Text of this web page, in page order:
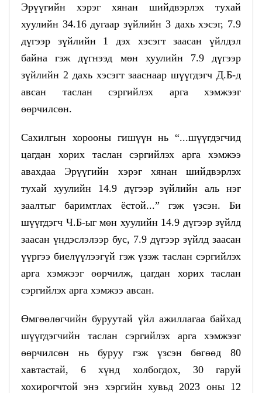
Эрүүгийн хэрэг хянан шийдвэрлэх тухай
хуулийн 34.16 дугаар зүйлийн 3 дахь хэсэг, 7.9
дүгээр зүйлийн 1 дэх хэсэгт заасан үйлдэл
байна гэж дүгнээд мөн хуулийн 7.9 дүгээр
зүйлийн 2 дахь хэсэгт зааснаар шүүгдэгч Д.Б-д
авсан таслан сэргийлэх арга хэмжээг
өөрчилсөн.
Сахилгын хорооны гишүүн нь “...шүүгдэгчид
цагдан хорих таслан сэргийлэх арга хэмжээ
авахдаа Эрүүгийн хэрэг хянан шийдвэрлэх
тухай хуулийн 14.9 дүгээр зүйлийн аль нэг
заалтыг баримтлах ёстой...” гэж үзсэн. Би
шүүгдэгч Ч.Б-ыг мөн хуулийн 14.9 дүгээр зүйлд
заасан үндэслэлээр бус, 7.9 дүгээр зүйлд заасан
үүргээ биелүүлээгүй гэж үзэж таслан сэргийлэх
арга хэмжээг өөрчилж, цагдан хорих таслан
сэргийлэх арга хэмжээ авсан.
Өмгөөлөгчийн буруутай үйл ажиллагаа байхад
шүүгдэгчийн таслан сэргийлэх арга хэмжээг
өөрчилсөн нь буруу гэж үзсэн бөгөөд 80
хавтастай, 6 хүнд холбогдох, 30 гаруй
хохирогчтой энэ хэргийн хувьд 2023 оны 12